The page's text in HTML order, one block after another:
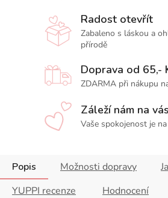
Radost otevřít
Zabaleno s láskou a
přírodě
Doprava od 65,-
ZDARMA při nákupu
Záleží nám na vás
Vaše spokojenost je
Popis Možnosti dopravy
YUPPI recenze
Hodnocení